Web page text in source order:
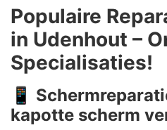
Populaire
in Udenhout –
Specialisaties!
📱
kapotte scherm